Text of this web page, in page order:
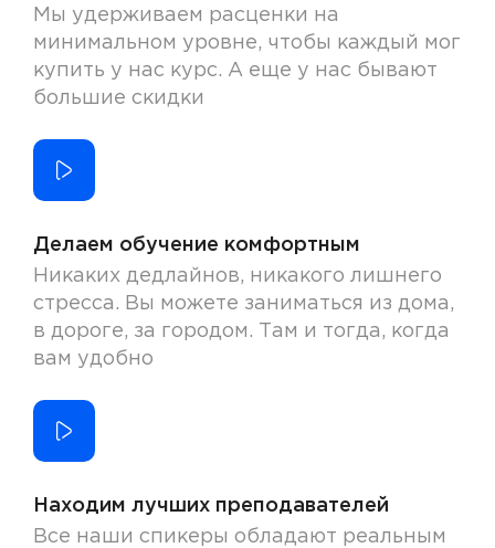
Мы удерживаем расценки на
минимальном уровне, чтобы каждый мог
купить у нас курс. А еще у нас бывают
большие скидки
Делаем обучение комфортным
Никаких дедлайнов, никакого лишнего
стресса. Вы можете заниматься из дома,
в дороге, за городом. Там и тогда, когда
вам удобно
Находим лучших преподавателей
Все наши спикеры обладают реальным